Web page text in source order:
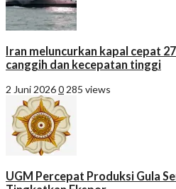
Iran meluncurkan kapal cepat
canggih dan kecepatan tinggi
2 Juni 20260 285 views
UGM Percepat Produksi Gula